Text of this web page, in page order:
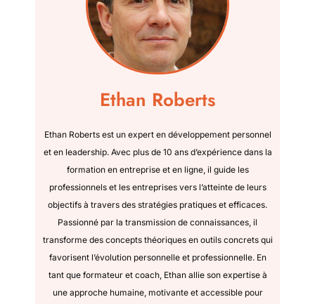
Ethan Roberts
Ethan Roberts est un expert en développement personnel
et en leadership. Avec plus de 10 ans d’expérience dans la
formation en entreprise et en ligne, il guide les
professionnels et les entreprises vers l’atteinte de leurs
objectifs à travers des stratégies pratiques et efficaces.
Passionné par la transmission de connaissances, il
transforme des concepts théoriques en outils concrets qui
favorisent l’évolution personnelle et professionnelle. En
tant que formateur et coach, Ethan allie son expertise à
une approche humaine, motivante et accessible pour